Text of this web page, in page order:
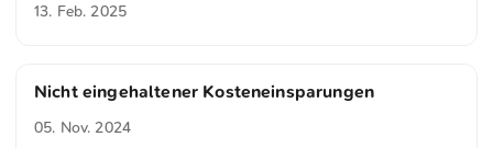
13. Feb. 2025
Nicht eingehaltener Kosteneinsparungen
05. Nov. 2024